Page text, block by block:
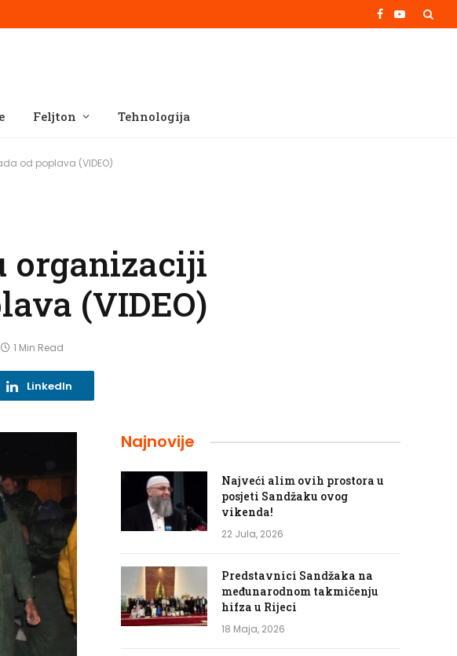
Facebook
YouTube
Feljton Tehnologija
od poplava (VIDEO)
organizaciji
(VIDEO)
1 Min Read
LinkedIn
Najnovije
Najveći alim ovih prostora u
posjeti Sandžaku ovog
vikenda!
22 Jula, 2026
Predstavnici Sandžaka na
međunarodnom takmičenju
hifza u Rijeci
18 Maja, 2026